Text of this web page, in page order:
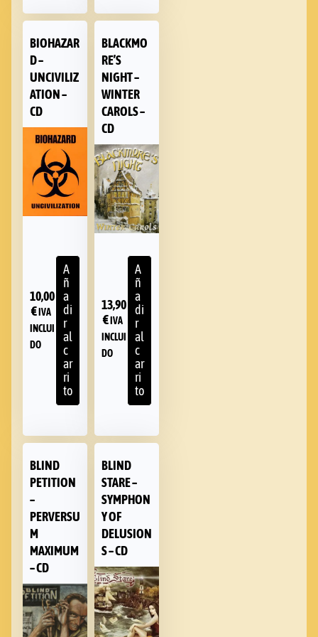
BIOHAZAR
D –
UNCIVILIZ
ATION –
CD
10,00
€ IVA
INCLUI
DO
A
ñ
a
di
r
al
c
ar
ri
to
BLACKMO
RE’S
NIGHT –
WINTER
CAROLS –
CD
13,90
€ IVA
INCLUI
DO
A
ñ
a
di
r
al
c
ar
ri
to
BLIND
PETITION
–
PERVERSU
M
MAXIMUM
– CD
BLIND
STARE –
SYMPHON
Y OF
DELUSION
S – CD